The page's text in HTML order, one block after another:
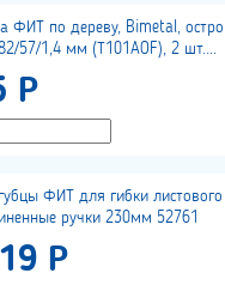
ФИТ по дереву, Bimetal,
57/1,4 мм (Т101AOF), 2 шт....
Р
ФИТ для гибки
ручки 230мм 52761
Р